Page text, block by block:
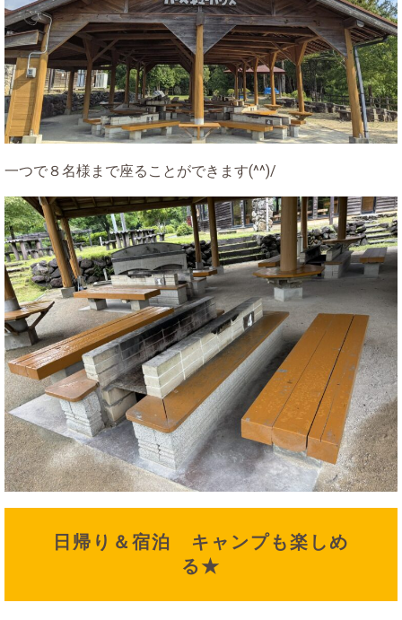
一つで８名様まで座ることができます(^^)/
日帰り＆宿泊 キャンプも楽しめ
る★